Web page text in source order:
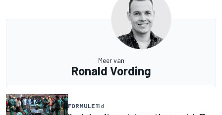
Meer van
Ronald Vording
FORMULE 11 d